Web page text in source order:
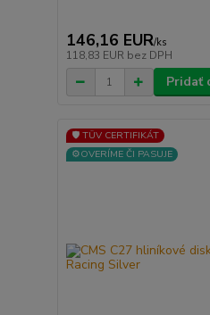
146,16 EUR/ks
118,83 EUR bez DPH
Pridať
🛡️ TÜV CERTIFIKÁT
⚙️OVERÍME ČI PASUJE